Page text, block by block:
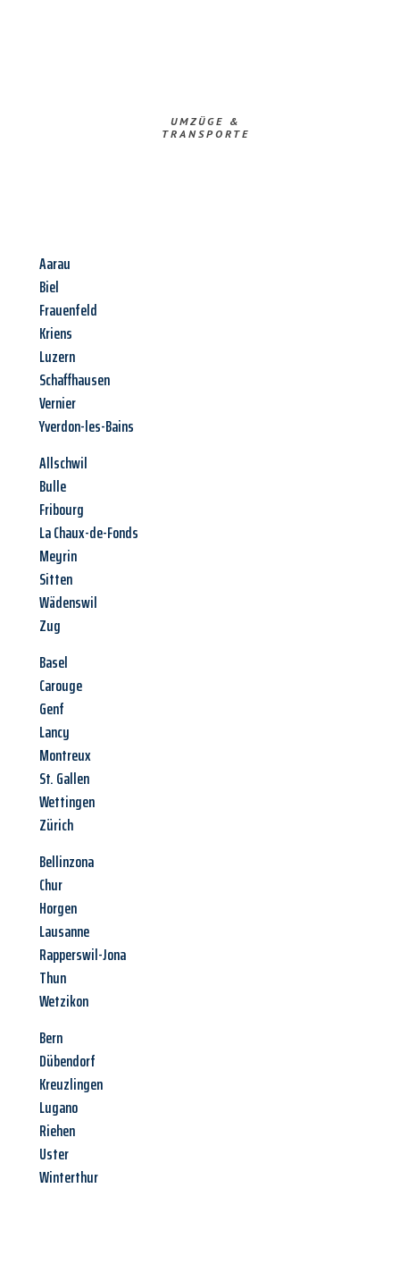
UMZÜGE &
TRANSPORTE
Aarau
Biel
Frauenfeld
Kriens
Luzern
Schaffhausen
Vernier
Yverdon-les-Bains
Allschwil
Bulle
Fribourg
La Chaux-de-Fonds
Meyrin
Sitten
Wädenswil
Zug
Basel
Carouge
Genf
Lancy
Montreux
St. Gallen
Wettingen
Zürich
Bellinzona
Chur
Horgen
Lausanne
Rapperswil-Jona
Thun
Wetzikon
Bern
Dübendorf
Kreuzlingen
Lugano
Riehen
Uster
Winterthur